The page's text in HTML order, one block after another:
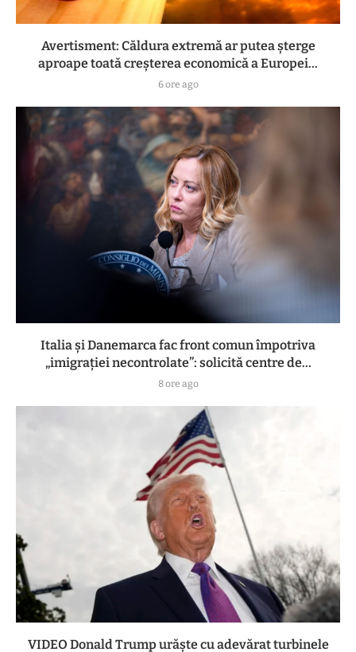
Avertisment: Căldura extremă ar putea șterge
aproape toată creșterea economică a Europei...
6 ore ago
Italia și Danemarca fac front comun împotriva
„imigrației necontrolate”: solicită centre de...
8 ore ago
VIDEO Donald Trump urăște cu adevărat turbinele